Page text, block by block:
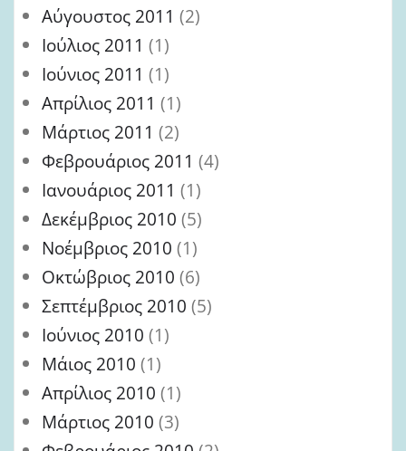
Αύγουστος 2011 (2)
Ιούλιος 2011 (1)
Ιούνιος 2011 (1)
Απρίλιος 2011 (1)
Μάρτιος 2011 (2)
Φεβρουάριος 2011 (4)
Ιανουάριος 2011 (1)
Δεκέμβριος 2010 (5)
Νοέμβριος 2010 (1)
Οκτώβριος 2010 (6)
Σεπτέμβριος 2010 (5)
Ιούνιος 2010 (1)
Μάιος 2010 (1)
Απρίλιος 2010 (1)
Μάρτιος 2010 (3)